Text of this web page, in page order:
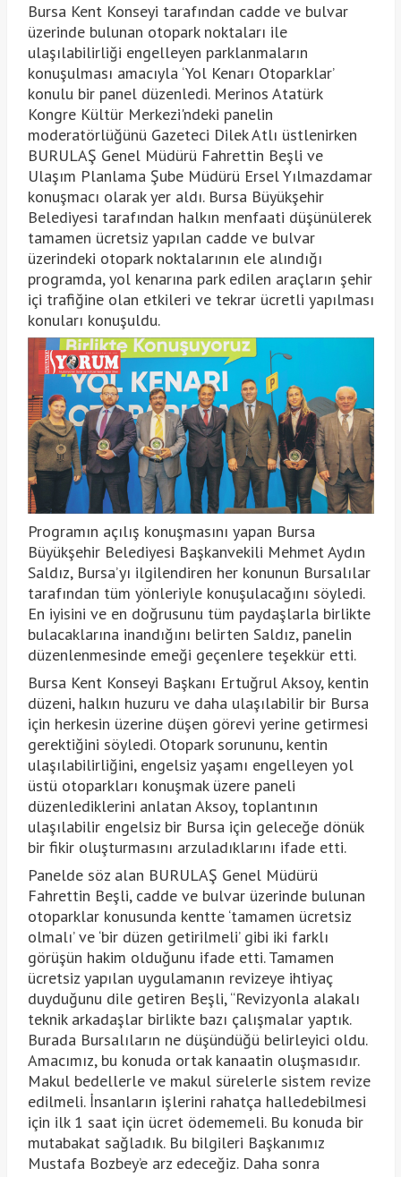
Bursa Kent Konseyi tarafından cadde ve bulvar
üzerinde bulunan otopark noktaları ile
ulaşılabilirliği engelleyen parklanmaların
konuşulması amacıyla ‘Yol Kenarı Otoparklar’
konulu bir panel düzenledi. Merinos Atatürk
Kongre Kültür Merkezi'ndeki panelin
moderatörlüğünü Gazeteci Dilek Atlı üstlenirken
BURULAŞ Genel Müdürü Fahrettin Beşli ve
Ulaşım Planlama Şube Müdürü Ersel Yılmazdamar
konuşmacı olarak yer aldı. Bursa Büyükşehir
Belediyesi tarafından halkın menfaati düşünülerek
tamamen ücretsiz yapılan cadde ve bulvar
üzerindeki otopark noktalarının ele alındığı
programda, yol kenarına park edilen araçların şehir
içi trafiğine olan etkileri ve tekrar ücretli yapılması
konuları konuşuldu.
Programın açılış konuşmasını yapan Bursa
Büyükşehir Belediyesi Başkanvekili Mehmet Aydın
Saldız, Bursa’yı ilgilendiren her konunun Bursalılar
tarafından tüm yönleriyle konuşulacağını söyledi.
En iyisini ve en doğrusunu tüm paydaşlarla birlikte
bulacaklarına inandığını belirten Saldız, panelin
düzenlenmesinde emeği geçenlere teşekkür etti.
Bursa Kent Konseyi Başkanı Ertuğrul Aksoy, kentin
düzeni, halkın huzuru ve daha ulaşılabilir bir Bursa
için herkesin üzerine düşen görevi yerine getirmesi
gerektiğini söyledi. Otopark sorununu, kentin
ulaşılabilirliğini, engelsiz yaşamı engelleyen yol
üstü otoparkları konuşmak üzere paneli
düzenlediklerini anlatan Aksoy, toplantının
ulaşılabilir engelsiz bir Bursa için geleceğe dönük
bir fikir oluşturmasını arzuladıklarını ifade etti.
Panelde söz alan BURULAŞ Genel Müdürü
Fahrettin Beşli, cadde ve bulvar üzerinde bulunan
otoparklar konusunda kentte ‘tamamen ücretsiz
olmalı’ ve ‘bir düzen getirilmeli’ gibi iki farklı
görüşün hakim olduğunu ifade etti. Tamamen
ücretsiz yapılan uygulamanın revizeye ihtiyaç
duyduğunu dile getiren Beşli, “Revizyonla alakalı
teknik arkadaşlar birlikte bazı çalışmalar yaptık.
Burada Bursalıların ne düşündüğü belirleyici oldu.
Amacımız, bu konuda ortak kanaatin oluşmasıdır.
Makul bedellerle ve makul sürelerle sistem revize
edilmeli. İnsanların işlerini rahatça halledebilmesi
için ilk 1 saat için ücret ödememeli. Bu konuda bir
mutabakat sağladık. Bu bilgileri Başkanımız
Mustafa Bozbey’e arz edeceğiz. Daha sonra